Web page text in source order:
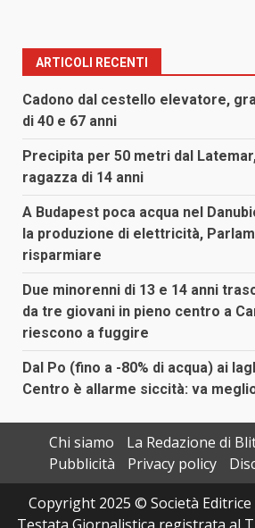
ARTICOLI RECENTI
Cadono dal cestello elevatore,
di 40 e 67 anni
Precipita per 50 metri dal
ragazza di 14 anni
A Budapest poca acqua nel
la produzione di elettricità,
risparmiare
Due minorenni di 13 e 14 anni
da tre giovani in pieno centro a
riescono a fuggire
Dal Po (fino a -80% di acqua) ai
Centro è allarme siccità: va
Chi siamo
La Redazione di
Pubblicità
Privacy policy
Copyright 2025 © Società Editrice